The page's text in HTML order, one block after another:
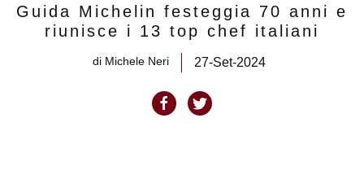
Guida Michelin festeggia 70 anni e
riunisce i 13 top chef italiani
di Michele Neri 27-Set-2024